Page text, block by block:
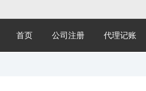
首页 公司注册 代理记账